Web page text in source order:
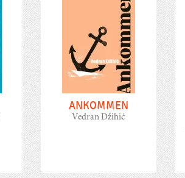
ANKOMMEN
Vedran Džihić